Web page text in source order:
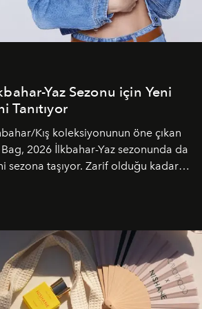
Yaz Sezonu için Yeni
Tanıtıyor
Kış koleksiyonunun öne çıkan
2026 İlkbahar-Yaz sezonunda da
sezona taşıyor. Zarif olduğu kadar